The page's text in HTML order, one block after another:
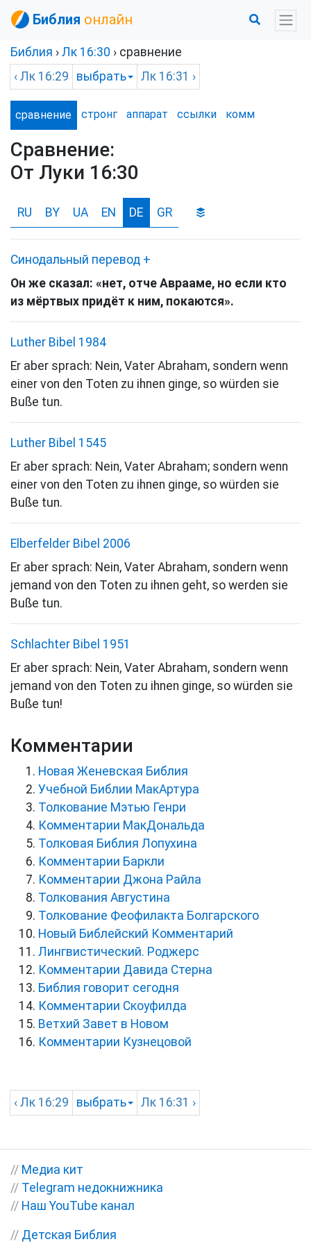
Библия онлайн
Библия › Лк 16:30 › сравнение
‹ Лк 16:29 выбрать Лк 16:31 ›
сравнение стронг аппарат ссылки комм
Сравнение:
От Луки 16:30
RU BY UA EN DE GR
Синодальный перевод +
Он же сказал: «нет, отче Аврааме, но если кто
из мёртвых придёт к ним, покаются».
Luther Bibel 1984
Er aber sprach: Nein, Vater Abraham, sondern wenn
einer von den Toten zu ihnen ginge, so würden sie
Buße tun.
Luther Bibel 1545
Er aber sprach: Nein, Vater Abraham; sondern wenn
einer von den Toten zu ihnen ginge, so würden sie
Buße tun.
Elberfelder Bibel 2006
Er aber sprach: Nein, Vater Abraham, sondern wenn
jemand von den Toten zu ihnen geht, so werden sie
Buße tun.
Schlachter Bibel 1951
Er aber sprach: Nein, Vater Abraham, sondern wenn
jemand von den Toten zu ihnen ginge, so würden sie
Buße tun!
Комментарии
Новая Женевская Библия
Учебной Библии МакАртура
Толкование Мэтью Генри
Комментарии МакДональда
Толковая Библия Лопухина
Комментарии Баркли
Комментарии Джона Райла
Толкования Августина
Толкование Феофилакта Болгарского
Новый Библейский Комментарий
Лингвистический. Роджерс
Комментарии Давида Стерна
Библия говорит сегодня
Комментарии Скоуфилда
Ветхий Завет в Новом
Комментарии Кузнецовой
‹ Лк 16:29 выбрать Лк 16:31 ›
// Медиа кит
// Telegram недокнижника
// Наш YouTube канал
// Детская Библия